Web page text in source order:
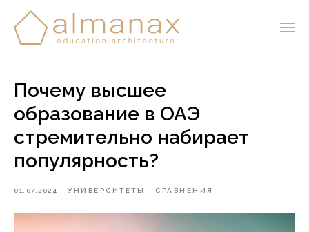
Почему высшее
образование в ОАЭ
стремительно набирает
популярность?
01.07.2024 УНИВЕРСИТЕТЫ СРАВНЕНИЯ